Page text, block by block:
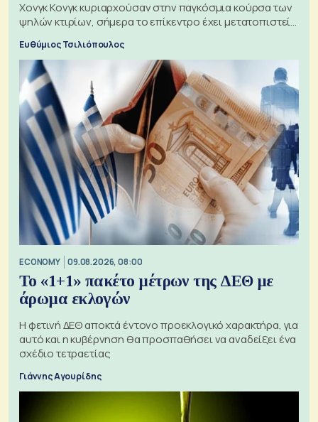
Χονγκ Κονγκ κυριαρχούσαν στην παγκόσμια κούρσα των
ψηλών κτιρίων, σήμερα το επίκεντρο έχει μετατοπιστεί
Ευθύμιος Τσιλιόπουλος
ECONOMY 09.08.2026, 08:00
Το «1+1» πακέτο μέτρων της ΔΕΘ με
άρωμα εκλογών
Η φετινή ΔΕΘ αποκτά έντονο προεκλογικό χαρακτήρα, για
αυτό και η κυβέρνηση θα προσπαθήσει να αναδείξει ένα
σχέδιο τετραετίας
Γιάννης Αγουρίδης